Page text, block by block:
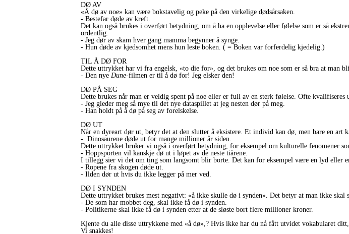
DØ AV
«Å dø av noe» kan være bokstavelig og peke på den virkelige dødsårsaken.
- Bestefar døde av kreft.
Det kan også brukes i overført betydning, om å ha en opplevelse eller følelse som er så
ordentlig.
- Jeg dør av skam hver gang mamma begynner å synge.
- Hun døde av kjedsomhet mens hun leste boken. ( = Boken var forferdelig kjedelig.)
TIL Å DØ FOR
Dette uttrykket har vi fra engelsk, «to die for», og det brukes om noe som er så bra at man
- Den nye Dune-filmen er til å dø for! Jeg elsker den!
DØ PÅ SEG
Dette brukes når man er veldig spent på noe eller er full av en sterk følelse. Ofte kvalifiseres
- Jeg gleder meg så mye til det nye dataspillet at jeg nesten dør på meg.
- Han holdt på å dø på seg av forelskelse.
DØ UT
Når en dyreart dør ut, betyr det at den slutter å eksistere. Et individ kan dø, men bare en art
- Dinosaurene døde ut for mange millioner år siden.
Dette uttrykket bruker vi også i overført betydning, for eksempel om kulturelle fenomener
- Hoppsporten vil kanskje dø ut i løpet av de neste tiårene.
I tillegg sier vi det om ting som langsomt blir borte. Det kan for eksempel være en lyd eller
- Ropene fra skogen døde ut.
- Ilden dør ut hvis du ikke legger på mer ved.
DØ I SYNDEN
Dette uttrykket brukes mest negativt: «å ikke skulle dø i synden». Det betyr at man ikke skal
- De som har mobbet deg, skal ikke få dø i synden.
- Politikerne skal ikke få dø i synden etter at de sløste bort flere millioner kroner.
Kjente du alle disse uttrykkene med «å dø»,? Hvis ikke har du nå fått utvidet vokabularet
Vi snakkes!